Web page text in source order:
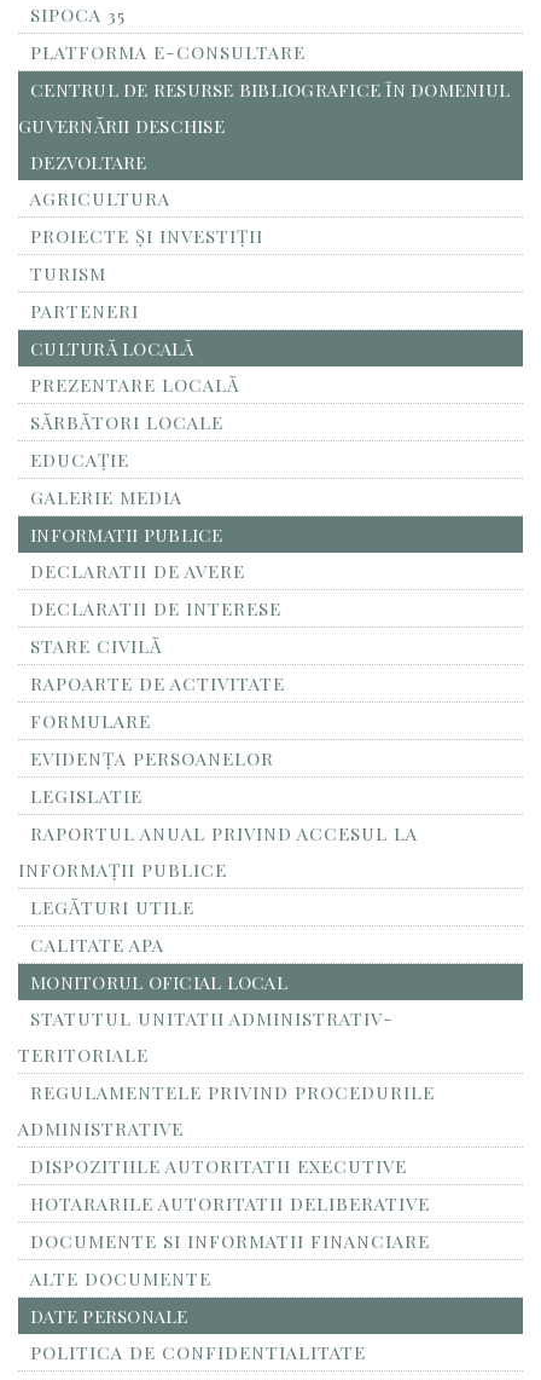
SIPOCA 35
PLATFORMA E-CONSULTARE
CENTRUL DE RESURSE BIBLIOGRAFICE ÎN DOMENIUL
GUVERNĂRII DESCHISE
DEZVOLTARE
AGRICULTURA
PROIECTE ȘI INVESTIȚII
TURISM
PARTENERI
CULTURĂ LOCALĂ
PREZENTARE LOCALĂ
SĂRBĂTORI LOCALE
EDUCAȚIE
GALERIE MEDIA
INFORMATII PUBLICE
DECLARATII DE AVERE
DECLARATII DE INTERESE
STARE CIVILĂ
RAPOARTE DE ACTIVITATE
FORMULARE
EVIDENȚA PERSOANELOR
LEGISLATIE
RAPORTUL ANUAL PRIVIND ACCESUL LA
INFORMAŢII PUBLICE
LEGĂTURI UTILE
CALITATE APA
MONITORUL OFICIAL LOCAL
STATUTUL UNITATII ADMINISTRATIV-
TERITORIALE
REGULAMENTELE PRIVIND PROCEDURILE
ADMINISTRATIVE
DISPOZITIILE AUTORITATII EXECUTIVE
HOTARARILE AUTORITATII DELIBERATIVE
DOCUMENTE SI INFORMATII FINANCIARE
ALTE DOCUMENTE
DATE PERSONALE
POLITICA DE CONFIDENTIALITATE